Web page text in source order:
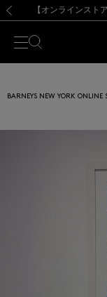
【夏季休業に
熊本県を中心と
【開催中
【夏季休業に
BARNEYS NEW YORK ONLINE